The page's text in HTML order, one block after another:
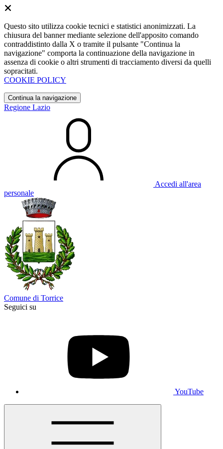
Questo sito utilizza cookie tecnici e statistici anonimizzati. La
chiusura del banner mediante selezione dell'apposito comando
contraddistinto dalla X o tramite il pulsante "Continua la
navigazione" comporta la continuazione della navigazione in
assenza di cookie o altri strumenti di tracciamento diversi da quelli
sopracitati.
COOKIE POLICY
Continua la navigazione
Regione Lazio
Accedi all'area
personale
Comune di Torrice
Seguici su
YouTube